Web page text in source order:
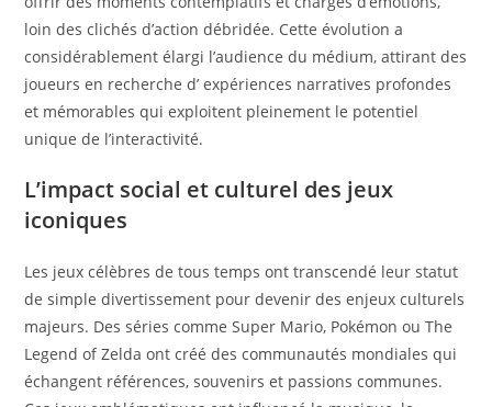
loin des clichés d’action débridée. Cette évolution a
considérablement élargi l’audience du médium, attirant des
joueurs en recherche d’ expériences narratives profondes
et mémorables qui exploitent pleinement le potentiel
unique de l’interactivité.
L’impact social et culturel des jeux
iconiques
Les jeux célèbres de tous temps ont transcendé leur statut
de simple divertissement pour devenir des enjeux culturels
majeurs. Des séries comme Super Mario, Pokémon ou The
Legend of Zelda ont créé des communautés mondiales qui
échangent références, souvenirs et passions communes.